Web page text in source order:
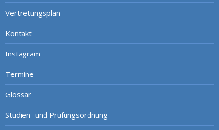
Vertretungsplan
Kontakt
Instagram
Termine
Glossar
Studien- und Prüfungsordnung